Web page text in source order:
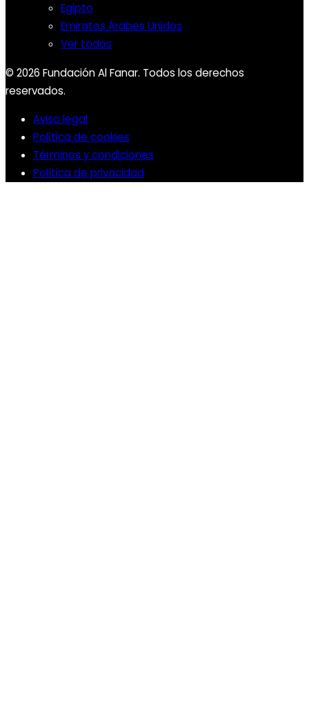
Egipto
Emiratos Árabes Unidos
Ver todos
© 2026 Fundación Al Fanar. Todos los derechos
reservados.
Aviso legal
Política de cookies
Términos y condiciones
Política de privacidad